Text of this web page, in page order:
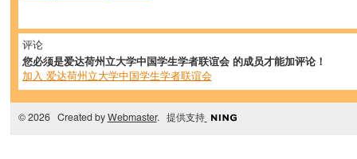
评论
您必须是爱达荷州立大学中国学生学者联谊会 的成员才能加评论！
加入 爱达荷州立大学中国学生学者联谊会
© 2026 Created byWebmaster. 提供支持